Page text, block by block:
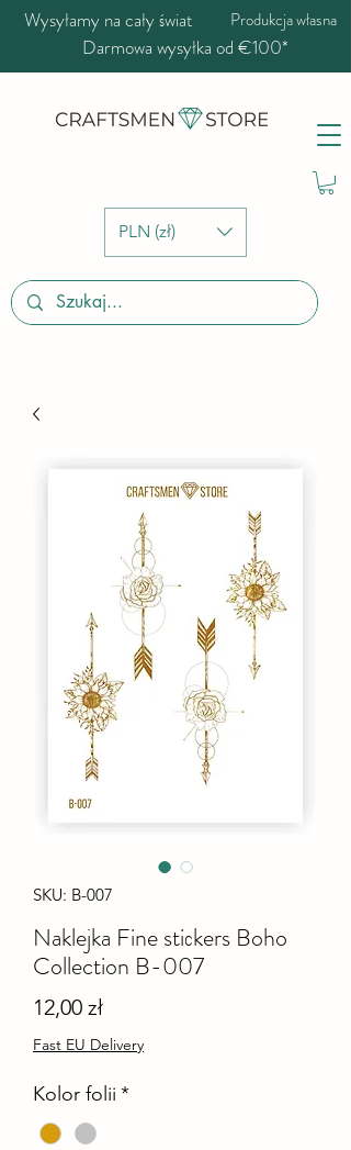
PLN (zł)
Wysyłamy na cały świat Produkcja własna
Darmowa wysyłka od €100*
SKU: B-007
Naklejka Fine stiсkers Boho
Collection B-007
12,00 złCena
Fast EU Delivery
Kolor folii *